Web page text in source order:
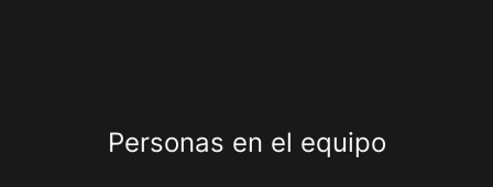
Personas en el equipo